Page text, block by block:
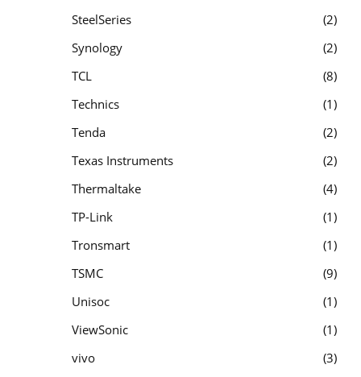
SteelSeries
2
Synology
2
TCL
8
Technics
1
Tenda
2
Texas Instruments
2
Thermaltake
4
TP-Link
1
Tronsmart
1
TSMC
9
Unisoc
1
ViewSonic
1
vivo
3